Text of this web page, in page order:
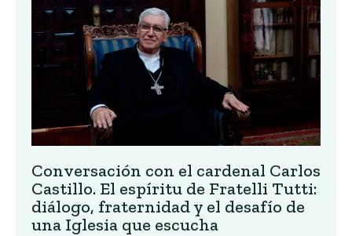
Conversación con el cardenal Carlos
Castillo. El espíritu de Fratelli Tutti:
diálogo, fraternidad y el desafío de
una Iglesia que escucha